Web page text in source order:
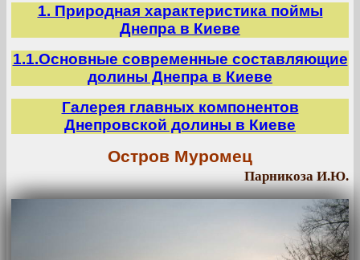
1. Природная характеристика поймы
Днепра в Киеве
1.1.Основные современные составляющие
долины Днепра в Киеве
Галерея главных компонентов
Днепровской долины в Киеве
Остров Муромец
Парникоза И.Ю.